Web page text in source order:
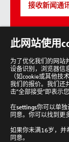
接收新闻通
Analytik Jena 新
此网站使用
为了优化我们的网站
设备识别，浏览器信
（如cookie或其他
我们的报价。我们还
击“全部接受”即表示
在settings你可以单
同意。你可以找到更
如果你未满16岁，并
同意。